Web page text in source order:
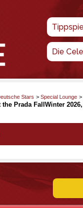
Die
Stars > Special Lounge >
Prada FallWinter